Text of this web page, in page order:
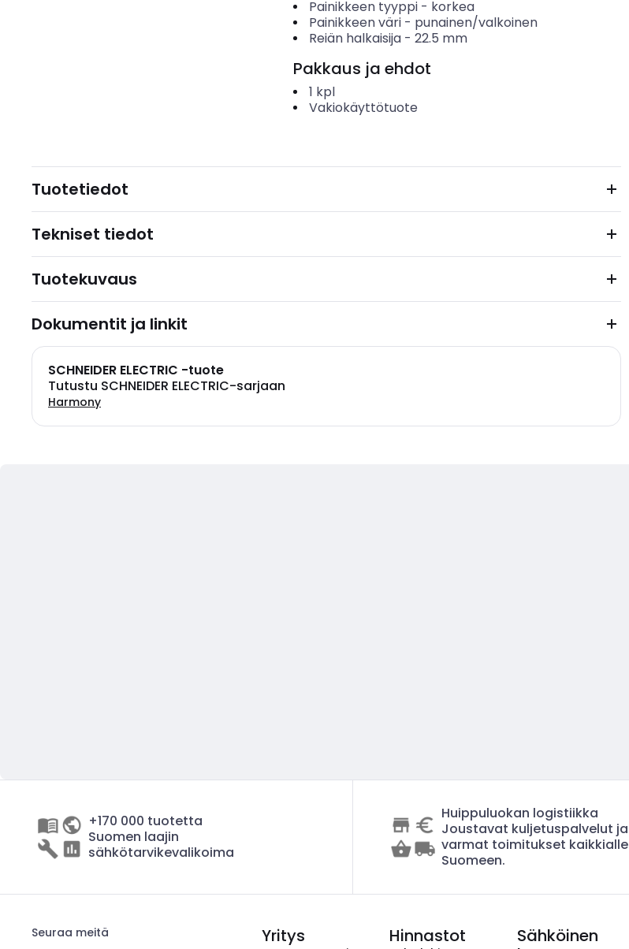
Painikkeen tyyppi- korkea
Painikkeen väri- punainen/valkoinen
Reiän halkaisija- 22.5 mm
Pakkaus ja ehdot
1 kpl
Vakiokäyttötuote
Tuotetiedot
Tekniset tiedot
Tuotekuvaus
Dokumentit ja linkit
SCHNEIDER ELECTRIC -tuote
Tutustu SCHNEIDER ELECTRIC-sarjaan
Harmony
+170 000 tuotetta
Suomen laajin
sähkötarvikevalikoima
Huippuluokan logistiikka
Joustavat kuljetuspalvelut ja
varmat toimitukset kaikkialle
Suomeen.
Seuraa meitä Yritys Hinnastot
Sähköinen